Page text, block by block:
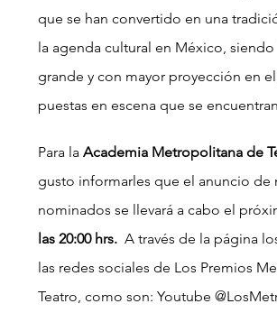
que se han convertido en una
la agenda cultural en México,
grande y con mayor proyección en
puestas en escena que se
Para la Academia Metropolitana de
gusto informarles que el anuncio de
nominados se llevará a cabo el
las 20:00 hrs.
A través de la página
las redes sociales de Los Premios
Teatro, como son: Youtube